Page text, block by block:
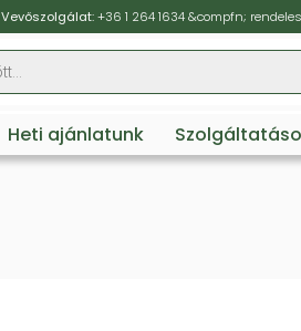
Vevőszolgálat: +36 1 264 1634&compfn;
Heti ajánlatunk